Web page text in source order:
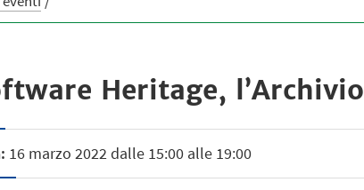
Heritage,
16 marzo 2022 dalle 15:00 alle 19:00